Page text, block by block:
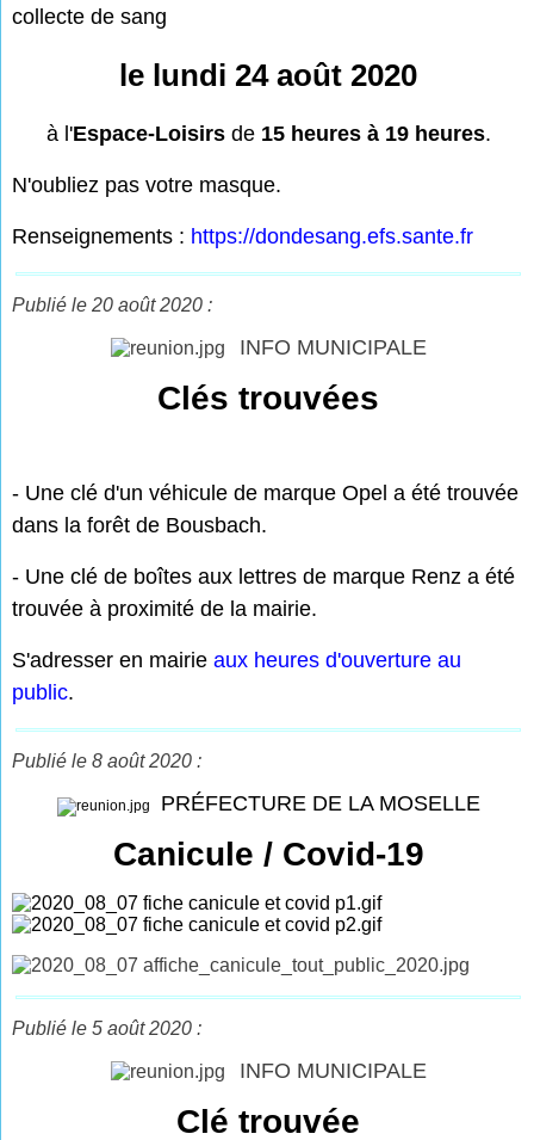
collecte de sang
le lundi 24 août 2020
à l'Espace-Loisirsde 15 heures à 19 heures.
N'oubliez pas votre masque.
Renseignements : https://dondesang.efs.sante.fr
Publié le 20 août 2020 :
INFO MUNICIPALE
Clés trouvées
- Une clé d'un véhicule de marque Opel a été trouvée
dans la forêt de Bousbach.
- Une clé de boîtes aux lettres de marque Renz a été
trouvée à proximité de la mairie.
S'adresser en mairieaux heures d'ouverture au
public.
Publié le 8 août 2020 :
PRÉFECTURE DE LA MOSELLE
Canicule / Covid-19
Publié le 5 août 2020 :
INFO MUNICIPALE
Clé trouvée